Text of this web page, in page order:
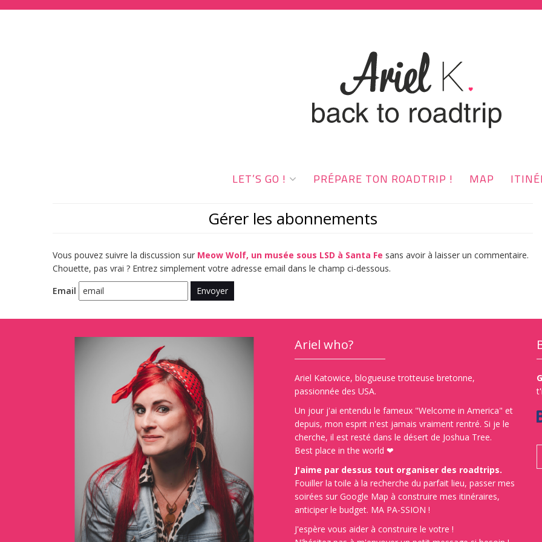
LET’S GO ! PRÉPARE TON ROADTRIP ! MAP
Gérer les abonnements
Vous pouvez suivre la discussion sur Meow Wolf, un musée sous LSD à Santa Fe sans avoir à laisser un commentaire.
Chouette, pas vrai ? Entrez simplement votre adresse email dans le champ ci-dessous.
Email
Ariel who?
Ariel Katowice, blogueuse trotteuse bretonne,
passionnée des USA.
Un jour j'ai entendu le fameux "Welcome in America" et
depuis, mon esprit n'est jamais vraiment rentré. Si je le
cherche, il est resté dans le désert de Joshua Tree.
Best place in the world ❤
J'aime par dessus tout organiser des roadtrips.
Fouiller la toile à la recherche du parfait lieu, passer mes
soirées sur Google Map à construire mes itinéraires,
anticiper le budget. MA PA-SSION !
J'espère vous aider à construire le votre !